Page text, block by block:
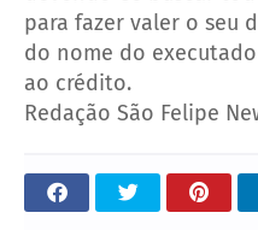
para fazer valer o seu
do nome do
ao crédito.
Redação São Felipe